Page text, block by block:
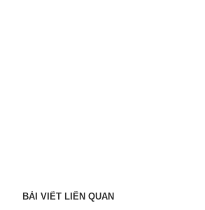
BÀI VIẾT LIÊN QUAN